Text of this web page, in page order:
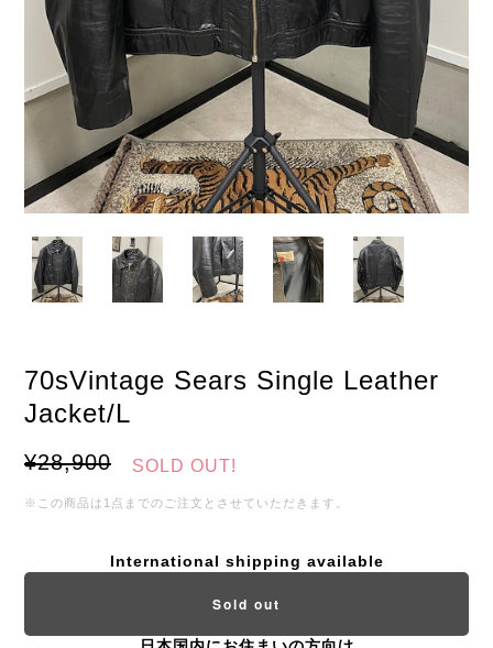
70sVintage Sears Single Leather
Jacket/L
¥28,900 SOLD OUT!
※この商品は1点までのご注文とさせていただきます。
International shipping available
Sold out